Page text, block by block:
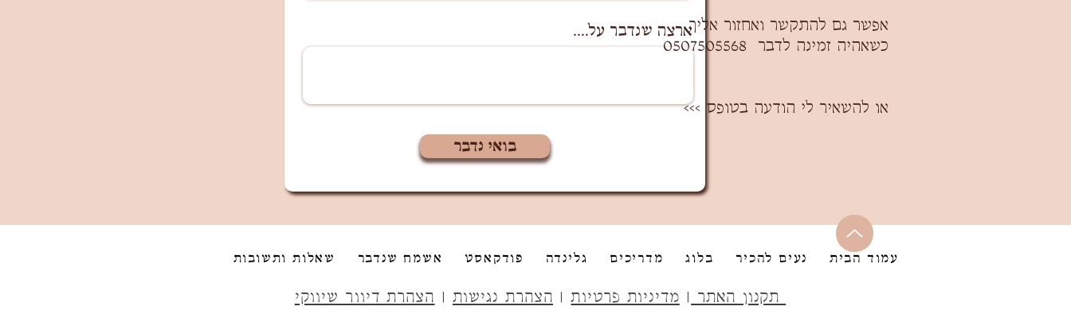
ארצה שנדבר על....
בואי נדבר
אפשר גם להתקשר ואחזור אליך
כשאהיה זמינה לדבר 0507505568
או להשאיר לי הודעה בטופס >>>
עמוד הבית נעים להכיר בלוג מדריכים גלינדה פודקאסט אשמח שנדבר שאלות ותשובות
תקנון האתר | מדיניות פרטיות| הצהרת נגישות | הצהרת דיוור שיווקי